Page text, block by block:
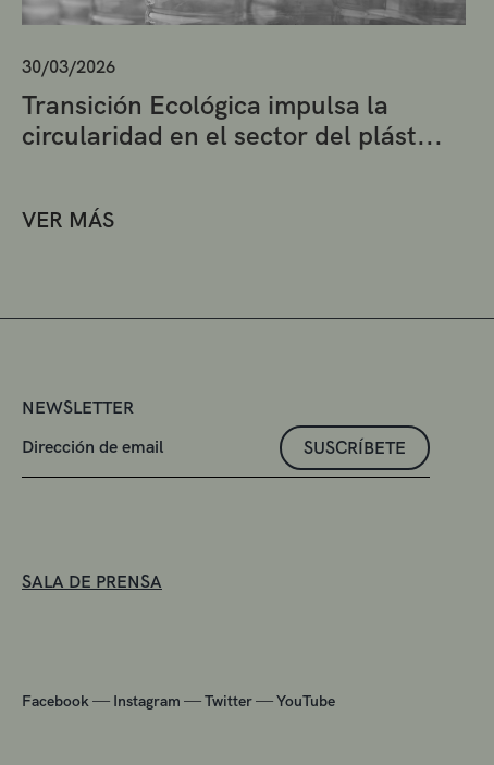
30/03/2026
Transición Ecológica impulsa la
circularidad en el sector del plást...
VER MÁS
NEWSLETTER
SUSCRÍBETE
SALA DE PRENSA
Facebook — Instagram —Twitter—YouTube